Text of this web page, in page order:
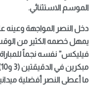
الموسم الاستثنائي.
دخل النصر المواجهة وعينه
يمهل خصمه الكثير من
فيليكس” نفسه نجماً
ما أعطى النصر أفضلية